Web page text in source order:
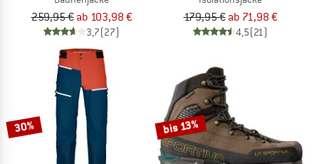
259,95 € ab 103,98 €
3,7(27)
179,95 € ab 71,98 €
4,5(21)
30% bis 13%